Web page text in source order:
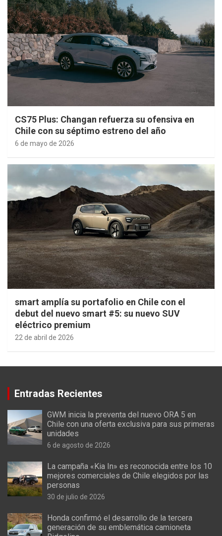
CS75 Plus: Changan refuerza su ofensiva en
Chile con su séptimo estreno del año
6 de mayo de 2026
smart amplía su portafolio en Chile con el
debut del nuevo smart #5: su nuevo SUV
eléctrico premium
22 de abril de 2026
Entradas Recientes
GWM inicia la preventa del nuevo ORA 5 en
Chile con una oferta exclusiva para sus primeras
unidades
6 de agosto de 2026
La campaña «Kia In» es reconocida entre los 10
mejores comerciales de Chile elegidos por las
personas
30 de julio de 2026
Honda confirmó el desarrollo de la tercera
generación de su emblemática camioneta